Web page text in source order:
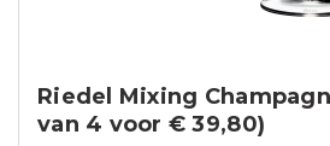
Riedel Mixing
van 4 voor € 39,80)